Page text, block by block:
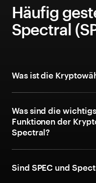
Häufig
Spectral
Was ist die
Was sind die
Funktionen der
Spectral?
Sind SPEC und